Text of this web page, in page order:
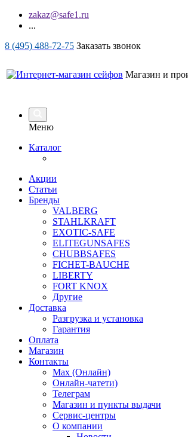
zakaz@safe1.ru
...
8 (495) 488-72-75 Заказать звонок
Магазин и
Меню
Каталог
Акции
Статьи
Бренды
VALBERG
STAHLKRAFT
EXOTIC-SAFE
ELITEGUNSAFES
CHUBBSAFES
FICHET-BAUCHE
LIBERTY
FORT KNOX
Другие
Доставка
Разгрузка и установка
Гарантия
Оплата
Магазин
Контакты
Max (Онлайн)
Онлайн-чатети)
Телеграм
Магазин и пункты выдачи
Сервис-центры
О компании